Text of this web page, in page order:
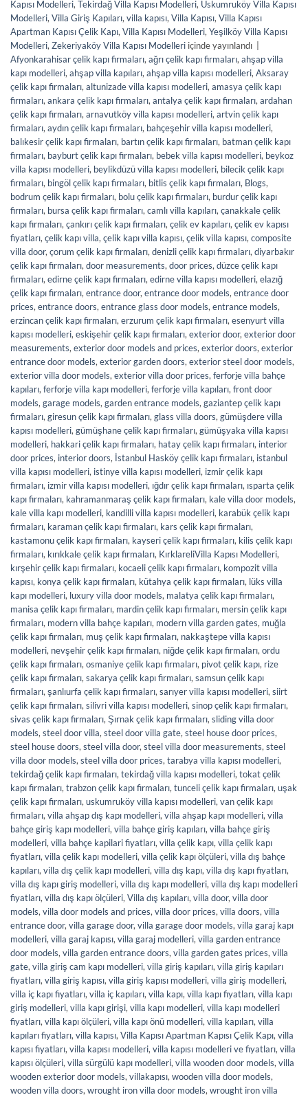
Kapısı Modelleri, Tekirdağ Villa Kapısı Modelleri, Uskumruköy Villa Kapısı
Modelleri, Villa Giriş Kapıları, villa kapısı, Villa Kapısı, Villa Kapısı
Apartman Kapısı Çelik Kapı, Villa Kapısı Modelleri, Yeşilköy Villa Kapısı
Modelleri, Zekeriyaköy Villa Kapısı Modelleri içinde yayınlandı
Afyonkarahisar çelik kapı firmaları, ağrı çelik kapı firmaları, ahşap villa
kapı modelleri, ahşap villa kapıları, ahşap villa kapısı modelleri, Aksaray
çelik kapı firmaları, altunizade villa kapısı modelleri, amasya çelik kapı
firmaları, ankara çelik kapı firmaları, antalya çelik kapı firmaları, ardahan
çelik kapı firmaları, arnavutköy villa kapısı modelleri, artvin çelik kapı
firmaları, aydın çelik kapı firmaları, bahçeşehir villa kapısı modelleri,
balıkesir çelik kapı firmaları, bartın çelik kapı firmaları, batman çelik kapı
firmaları, bayburt çelik kapı firmaları, bebek villa kapısı modelleri, beykoz
villa kapısı modelleri, beylikdüzü villa kapısı modelleri, bilecik çelik kapı
firmaları, bingöl çelik kapı firmaları, bitlis çelik kapı firmaları, Blogs,
bodrum çelik kapı firmaları, bolu çelik kapı firmaları, burdur çelik kapı
firmaları, bursa çelik kapı firmaları, camlı villa kapıları, çanakkale çelik
kapı firmaları, çankırı çelik kapı firmaları, çelik ev kapıları, çelik ev kapısı
fiyatları, çelik kapı villa, çelik kapı villa kapısı, çelik villa kapısı, composite
villa door, çorum çelik kapı firmaları, denizli çelik kapı firmaları, diyarbakır
çelik kapı firmaları, door measurements, door prices, düzce çelik kapı
firmaları, edirne çelik kapı firmaları, edirne villa kapısı modelleri, elazığ
çelik kapı firmaları, entrance door, entrance door models, entrance door
prices, entrance doors, entrance glass door models, entrance models,
erzincan çelik kapı firmaları, erzurum çelik kapı firmaları, esenyurt villa
kapısı modelleri, eskişehir çelik kapı firmaları, exterior door, exterior door
measurements, exterior door models and prices, exterior doors, exterior
entrance door models, exterior garden doors, exterior steel door models,
exterior villa door models, exterior villa door prices, ferforje villa bahçe
kapıları, ferforje villa kapı modelleri, ferforje villa kapıları, front door
models, garage models, garden entrance models, gaziantep çelik kapı
firmaları, giresun çelik kapı firmaları, glass villa doors, gümüşdere villa
kapısı modelleri, gümüşhane çelik kapı firmaları, gümüşyaka villa kapısı
modelleri, hakkari çelik kapı firmaları, hatay çelik kapı firmaları, interior
door prices, interior doors, İstanbul Hasköy çelik kapı firmaları, istanbul
villa kapısı modelleri, istinye villa kapısı modelleri, izmir çelik kapı
firmaları, izmir villa kapısı modelleri, ığdır çelik kapı firmaları, ısparta çelik
kapı firmaları, kahramanmaraş çelik kapı firmaları, kale villa door models,
kale villa kapı modelleri, kandilli villa kapısı modelleri, karabük çelik kapı
firmaları, karaman çelik kapı firmaları, kars çelik kapı firmaları,
kastamonu çelik kapı firmaları, kayseri çelik kapı firmaları, kilis çelik kapı
firmaları, kırıkkale çelik kapı firmaları, KırklareliVilla Kapısı Modelleri,
kırşehir çelik kapı firmaları, kocaeli çelik kapı firmaları, kompozit villa
kapısı, konya çelik kapı firmaları, kütahya çelik kapı firmaları, lüks villa
kapı modelleri, luxury villa door models, malatya çelik kapı firmaları,
manisa çelik kapı firmaları, mardin çelik kapı firmaları, mersin çelik kapı
firmaları, modern villa bahçe kapıları, modern villa garden gates, muğla
çelik kapı firmaları, muş çelik kapı firmaları, nakkaştepe villa kapısı
modelleri, nevşehir çelik kapı firmaları, niğde çelik kapı firmaları, ordu
çelik kapı firmaları, osmaniye çelik kapı firmaları, pivot çelik kapı, rize
çelik kapı firmaları, sakarya çelik kapı firmaları, samsun çelik kapı
firmaları, şanlıurfa çelik kapı firmaları, sarıyer villa kapısı modelleri, siirt
çelik kapı firmaları, silivri villa kapısı modelleri, sinop çelik kapı firmaları,
sivas çelik kapı firmaları, Şırnak çelik kapı firmaları, sliding villa door
models, steel door villa, steel door villa gate, steel house door prices,
steel house doors, steel villa door, steel villa door measurements, steel
villa door models, steel villa door prices, tarabya villa kapısı modelleri,
tekirdağ çelik kapı firmaları, tekirdağ villa kapısı modelleri, tokat çelik
kapı firmaları, trabzon çelik kapı firmaları, tunceli çelik kapı firmaları, uşak
çelik kapı firmaları, uskumruköy villa kapısı modelleri, van çelik kapı
firmaları, villa ahşap dış kapı modelleri, villa ahşap kapı modelleri, villa
bahçe giriş kapı modelleri, villa bahçe giriş kapıları, villa bahçe giriş
modelleri, villa bahçe kapilari fiyatları, villa çelik kapı, villa çelik kapı
fiyatları, villa çelik kapı modelleri, villa çelik kapı ölçüleri, villa dış bahçe
kapıları, villa dış çelik kapı modelleri, villa dış kapı, villa dış kapı fiyatları,
villa dış kapı giriş modelleri, villa dış kapı modelleri, villa dış kapı modelleri
fiyatları, villa dış kapı ölçüleri, Villa dış kapıları, villa door, villa door
models, villa door models and prices, villa door prices, villa doors, villa
entrance door, villa garage door, villa garage door models, villa garaj kapı
modelleri, villa garaj kapısı, villa garaj modelleri, villa garden entrance
door models, villa garden entrance doors, villa garden gates prices, villa
gate, villa giriş cam kapı modelleri, villa giriş kapıları, villa giriş kapıları
fiyatları, villa giriş kapısı, villa giriş kapısı modelleri, villa giriş modelleri,
villa iç kapı fiyatları, villa iç kapıları, villa kapı, villa kapı fiyatları, villa kapı
giriş modelleri, villa kapı girişi, villa kapı modelleri, villa kapı modelleri
fiyatları, villa kapı ölçüleri, villa kapı önü modelleri, villa kapıları, villa
kapıları fiyatları, villa kapısı, Villa Kapısı Apartman Kapısı Çelik Kapı, villa
kapısı fiyatları, villa kapısı modelleri, villa kapısı modelleri ve fiyatları, villa
kapısı ölçüleri, villa sürgülü kapı modelleri, villa wooden door models, villa
wooden exterior door models, villakapısı, wooden villa door models,
wooden villa doors, wrought iron villa door models, wrought iron villa